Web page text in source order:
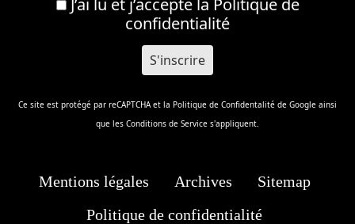
J’ai lu et j’accepte la Politique de
confidentialité
Ce site est protégé par reCAPTCHA et la Politique de Confidentalité de Google ainsi
que les Conditions de Service s'appliquent.
Mentions légales Archives
Sitemap
Politique de confidentialité